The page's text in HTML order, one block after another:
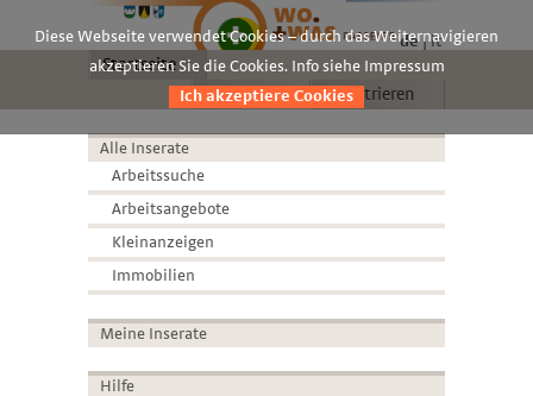
de it
Startseite
Anmelden
Registrieren
Alle Inserate
Arbeitssuche
Arbeitsangebote
Kleinanzeigen
Immobilien
Meine Inserate
Hilfe
Diese Webseite verwendet Cookies – durch das Weiternavigieren
akzeptieren Sie die Cookies. Info siehe Impressum
Ich akzeptiere Cookies